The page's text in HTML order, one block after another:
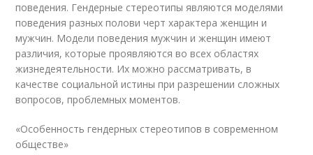
поведения. Гендерные стереотипы являются моделями
поведения разных полови черт характера женщин и
мужчин. Модели поведения мужчин и женщин имеют
различия, которые проявляются во всех областях
жизнедеятельности. Их можно рассматривать, в
качестве социальной истины при разрешении сложных
вопросов, проблемных моментов.
«Особенность гендерных стереотипов в современном
обществе»